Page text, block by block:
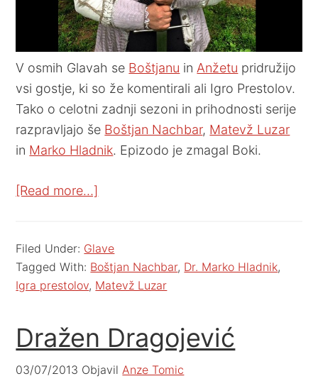
V osmih Glavah se Boštjanu in Anžetu pridružijo
vsi gostje, ki so že komentirali ali Igro Prestolov.
Tako o celotni zadnji sezoni in prihodnosti serije
razpravljajo še Boštjan Nachbar, Matevž Luzar
in Marko Hladnik. Epizodo je zmagal Boki.
[Read more…]
Filed Under: Glave
Tagged With: Boštjan Nachbar, Dr. Marko Hladnik,
Igra prestolov, Matevž Luzar
Dražen Dragojević
03/07/2013 ObjavilAnze Tomic